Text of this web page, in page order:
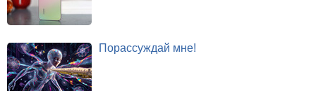
Порассуждай мне!